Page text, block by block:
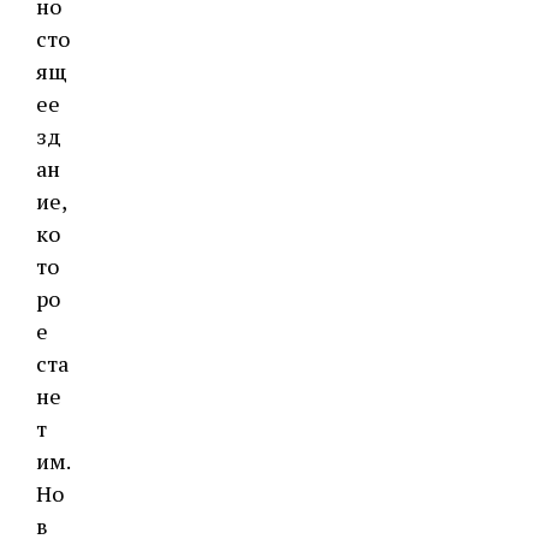
сто
ящ
ее
зд
ан
ие,
ко
то
ро
е
ста
не
т
им.
Но
в